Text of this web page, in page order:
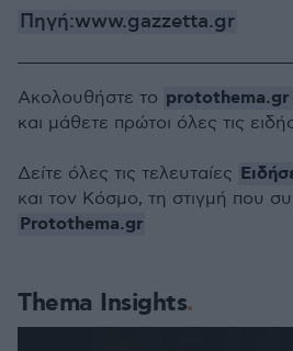
Πηγή:www.gazzetta.gr
Thema Insights
Ακολουθήστε το protothema.gr
και μάθετε πρώτοι όλες τις
Δείτε όλες τις τελευταίες
και τον Κόσμο, τη στιγμή που
Protothema.gr